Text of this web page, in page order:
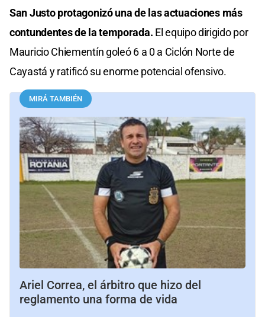
San Justo protagonizó una de las actuaciones más
contundentes de la temporada. El equipo dirigido por
Mauricio Chiementín goleó 6 a 0 a Ciclón Norte de
Cayastá y ratificó su enorme potencial ofensivo.
MIRÁ TAMBIÉN
Ariel Correa, el árbitro que hizo del
reglamento una forma de vida